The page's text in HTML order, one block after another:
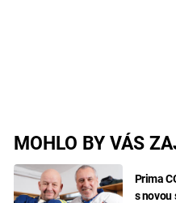
MOHLO BY VÁS
Prima
s novou